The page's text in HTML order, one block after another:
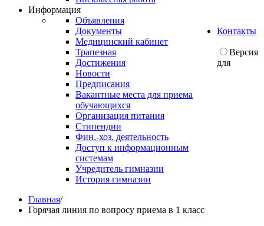
Информация
Объявления
Документы
Медицинский кабинет
Трапезная
Достижения
Новости
Предписания
Вакантные места для приема
обучающихся
Организация питания
Стипендии
Фин.-хоз. деятельность
Доступ к информационным
системам
Учредитель гимназии
История гимназии
Контакты
Главная/
Горячая линия по вопросу приема в 1 класс
Версия
для